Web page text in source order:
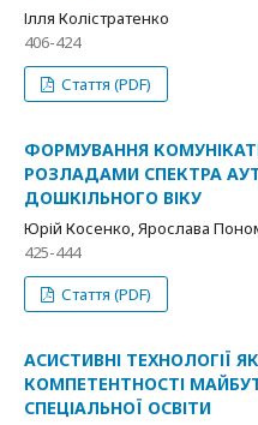
Ілля Колістратенко
406-424
Стаття (PDF)
ФОРМУВАННЯ
РОЗЛАДАМИ СПЕКТРА
ДОШКІЛЬНОГО ВІКУ
Юрій Косенко, Ярослава
425-444
Стаття (PDF)
АСИСТИВНІ ТЕХНОЛОГІЇ
КОМПЕТЕНТНОСТІ
СПЕЦІАЛЬНОЇ ОСВІТИ